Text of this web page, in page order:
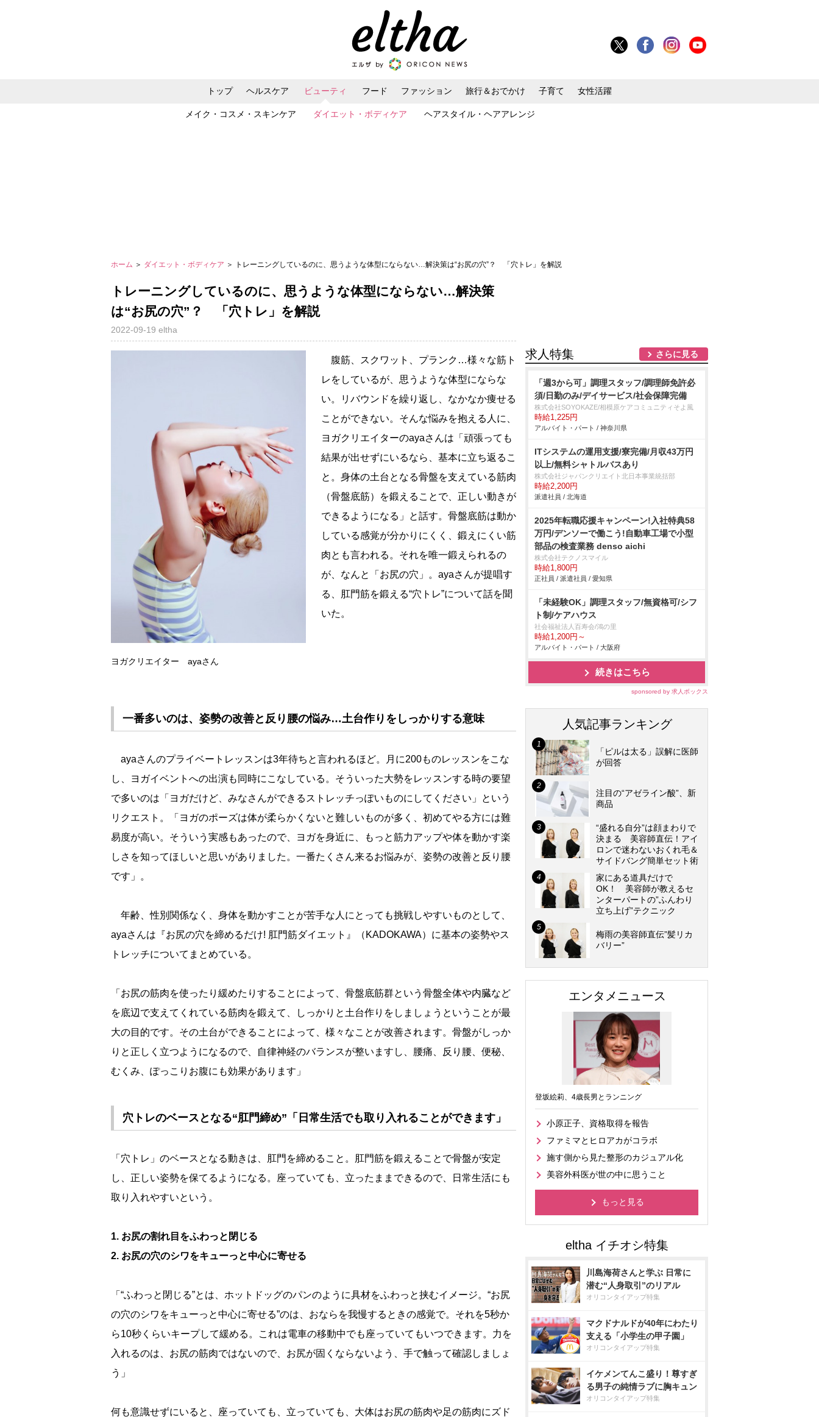
トップ ヘルスケア ビューティ
メイク・コスメ・スキンケア ダイエット・ボディケア ヘアスタイル・ヘアアレンジ
フード ファッション 旅行＆おでかけ 子育て 女性活躍
ホーム ＞ ダイエット・ボディケア ＞ トレーニングしているのに、思うような体型にならない…解決策は“お尻の穴”？ 「穴トレ」を解説
トレーニングしているのに、思うような体型にならない…解決策
は“お尻の穴”？ 「穴トレ」を解説
2022-09-19 eltha
ヨガクリエイター ayaさん
腹筋、スクワット、プランク…様々な筋ト
レをしているが、思うような体型にならな
い。リバウンドを繰り返し、なかなか痩せる
ことができない。そんな悩みを抱える人に、
ヨガクリエイターのayaさんは「頑張っても
結果が出せずにいるなら、基本に立ち返るこ
と。身体の土台となる骨盤を支えている筋肉
（骨盤底筋）を鍛えることで、正しい動きが
できるようになる」と話す。骨盤底筋は動か
している感覚が分かりにくく、鍛えにくい筋
肉とも言われる。それを唯一鍛えられるの
が、なんと「お尻の穴」。ayaさんが提唱す
る、肛門筋を鍛える“穴トレ”について話を聞
いた。
一番多いのは、姿勢の改善と反り腰の悩み…土台作りをしっかりする意味
ayaさんのプライベートレッスンは3年待ちと言われるほど。月に200ものレッスンをこな
し、ヨガイベントへの出演も同時にこなしている。そういった大勢をレッスンする時の要望
で多いのは「ヨガだけど、みなさんができるストレッチっぽいものにしてください」という
リクエスト。「ヨガのポーズは体が柔らかくないと難しいものが多く、初めてやる方には難
易度が高い。そういう実感もあったので、ヨガを身近に、もっと筋力アップや体を動かす楽
しさを知ってほしいと思いがありました。一番たくさん来るお悩みが、姿勢の改善と反り腰
です」。
年齢、性別関係なく、身体を動かすことが苦手な人にとっても挑戦しやすいものとして、
ayaさんは『お尻の穴を締めるだけ! 肛門筋ダイエット』（KADOKAWA）に基本の姿勢やス
トレッチについてまとめている。
「お尻の筋肉を使ったり緩めたりすることによって、骨盤底筋群という骨盤全体や内臓など
を底辺で支えてくれている筋肉を鍛えて、しっかりと土台作りをしましょうということが最
大の目的です。その土台ができることによって、様々なことが改善されます。骨盤がしっか
りと正しく立つようになるので、自律神経のバランスが整いますし、腰痛、反り腰、便秘、
むくみ、ぽっこりお腹にも効果があります」
穴トレのベースとなる“肛門締め”「日常生活でも取り入れることができます」
「穴トレ」のベースとなる動きは、肛門を締めること。肛門筋を鍛えることで骨盤が安定
し、正しい姿勢を保てるようになる。座っていても、立ったままできるので、日常生活にも
取り入れやすいという。
1. お尻の割れ目をふわっと閉じる
2. お尻の穴のシワをキューっと中心に寄せる
「“ふわっと閉じる”とは、ホットドッグのパンのように具材をふわっと挟むイメージ。“お尻
の穴のシワをキューっと中心に寄せる”のは、おならを我慢するときの感覚で。それを5秒か
ら10秒くらいキープして緩める。これは電車の移動中でも座っていてもいつできます。力を
入れるのは、お尻の筋肉ではないので、お尻が固くならないよう、手で触って確認しましょ
う」
何も意識せずにいると、座っていても、立っていても、大体はお尻の筋肉や足の筋肉にズド
求人特集 さらに見る
「週3から可」調理スタッフ/調理師免許必
須/日勤のみ/デイサービス/社会保障完備
株式会社SOYOKAZE/相模原ケアコミュニティそよ風
時給1,225円
アルバイト・パート / 神奈川県
ITシステムの運用支援/寮完備/月収43万円
以上/無料シャトルバスあり
株式会社ジャパンクリエイト北日本事業統括部
時給2,200円
派遣社員 / 北海道
2025年転職応援キャンペーン!入社特典58
万円/デンソーで働こう!自動車工場で小型
部品の検査業務 denso aichi
株式会社テクノスマイル
時給1,800円
正社員 / 派遣社員 / 愛知県
「未経験OK」調理スタッフ/無資格可/シフ
ト制/ケアハウス
社会福祉法人百寿会/鴻の里
時給1,200円～
アルバイト・パート / 大阪府
続きはこちら
sponsored by 求人ボックス
人気記事ランキング
「ピルは太る」誤解に医師
が回答
注目の“アゼライン酸”、新
商品
“盛れる自分”は顔まわりで
決まる 美容師直伝！アイ
ロンで迷わないおくれ毛＆
サイドバング簡単セット術
家にある道具だけで
OK！ 美容師が教えるセ
ンターパートの”ふんわり
立ち上げ”テクニック
梅雨の美容師直伝”髪リカ
バリー”
エンタメニュース
登坂絵莉、4歳長男とランニング
小原正子、資格取得を報告
ファミマとヒロアカがコラボ
施す側から見た整形のカジュアル化
美容外科医が世の中に思うこと
もっと見る
川島海荷さんと学ぶ 日常に
潜む“人身取引”のリアル
オリコンタイアップ特集
マクドナルドが40年にわたり
支える「小学生の甲子園」
オリコンタイアップ特集
イケメンてんこ盛り！尊すぎ
る男子の純情ラブに胸キュン
オリコンタイアップ特集